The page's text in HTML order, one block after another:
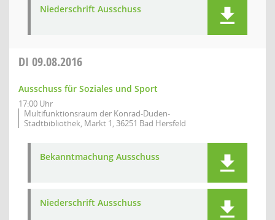
Niederschrift Ausschuss
DI 09.08.2016
Ausschuss für Soziales und Sport
17:00 Uhr
Multifunktionsraum der Konrad-Duden-
Stadtbibliothek, Markt 1, 36251 Bad Hersfeld
Bekanntmachung Ausschuss
Niederschrift Ausschuss